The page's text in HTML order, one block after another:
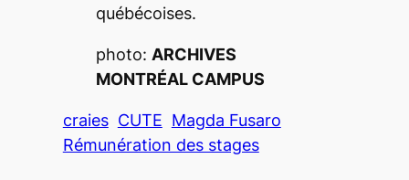
québécoises.
photo: ARCHIVES
MONTRÉAL CAMPUS
craies CUTE Magda Fusaro
Rémunération des stages